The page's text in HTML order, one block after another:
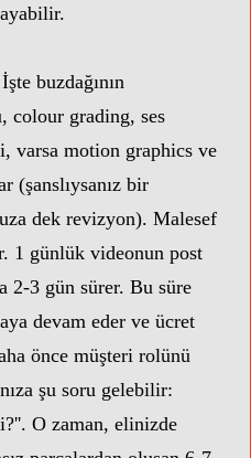
buzdağının
colour grading, ses
varsa motion graphics ve
(şanslıysanız bir
dek revizyon). Malesef
1 günlük videonun post
2-3 gün sürer. Bu süre
devam eder ve ücret
önce müşteri rolünü
şu soru gelebilir:
O zaman, elinizde